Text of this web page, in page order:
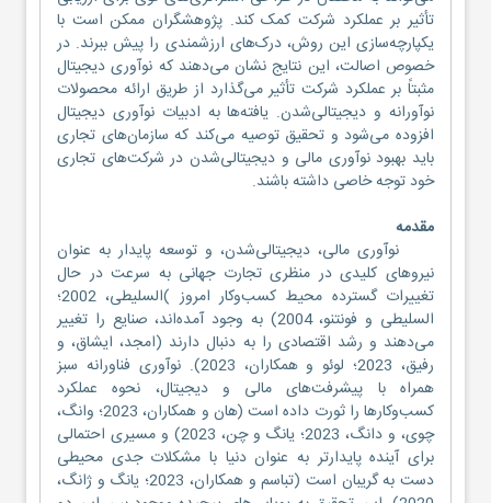
تأثیر بر عملکرد شرکت کمک کند. پژوهشگران ممکن است با
یکپارچه‌سازی این روش، درک‌های ارزشمندی را پیش ببرند. در
خصوص اصالت، این نتایج نشان می‌دهند که نوآوری دیجیتال
مثبتاً بر عملکرد شرکت تأثیر می‌گذارد از طریق ارائه محصولات
نوآورانه و دیجیتالی‌شدن. یافته‌ها به ادبیات نوآوری دیجیتال
افزوده می‌شود و تحقیق توصیه می‌کند که سازمان‌های تجاری
باید بهبود نوآوری مالی و دیجیتالی‌شدن در شرکت‌های تجاری
خود توجه خاصی داشته باشند.
مقدمه
نوآوری مالی، دیجیتالی‌شدن، و توسعه پایدار به عنوان
نیروهای کلیدی در منظری تجارت جهانی به سرعت در حال
تغییرات گسترده محیط کسب‌وکار امروز )السلیطی، 2002؛
السلیطی و فونتنو، 2004) به وجود آمده‌اند، صنایع را تغییر
می‌دهند و رشد اقتصادی را به دنبال دارند (امجد، ایشاق، و
رفیق، 2023؛ لوئو و همکاران، 2023). نوآوری فناورانه سبز
همراه با پیشرفت‌های مالی و دیجیتال، نحوه عملکرد
کسب‌وکارها را ثورت داده است (هان و همکاران، 2023؛ وانگ،
چوی، و دانگ، 2023؛ یانگ و چن، 2023) و مسیری احتمالی
برای آینده پایدارتر به عنوان دنیا با مشکلات جدی محیطی
دست به گریبان است (تباسم و همکاران، 2023؛ یانگ و ژانگ،